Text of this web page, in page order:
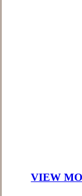
VIEW